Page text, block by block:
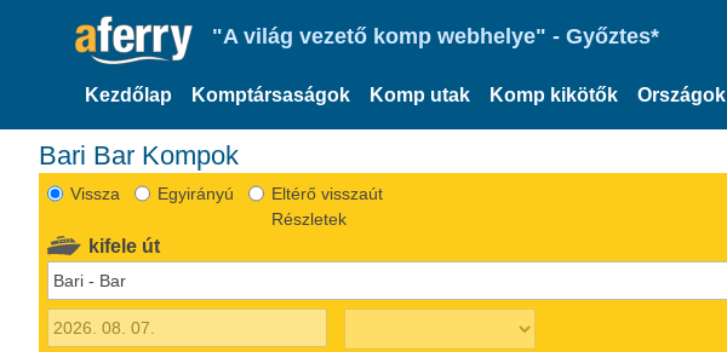
"A világ vezető komp webhelye" - Győztes*
Kezdőlap Komptársaságok Komp utak Komp kikötők Országok
Bari Bar Kompok
Vissza Egyirányú
Eltérő visszaút
Részletek
kifele út